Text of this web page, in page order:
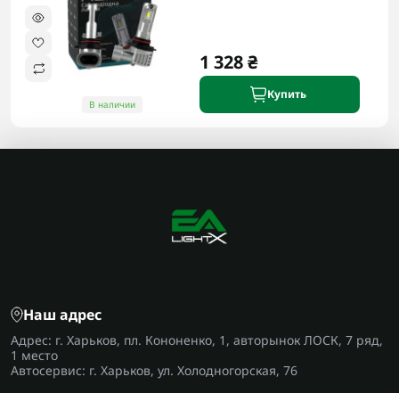
В наличии
1 328 ₴
Купить
Наш адрес
Адрес: г. Харьков, пл. Кононенко, 1, авторынок ЛОСК, 7 ряд,
1 место
Автосервис: г. Харьков, ул. Холодногорская, 76